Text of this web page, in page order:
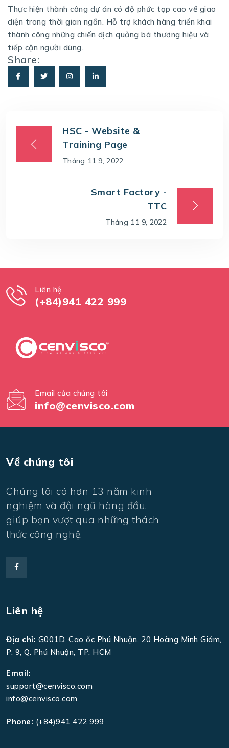
Thực hiện thành công dự án có độ phức tạp cao về giao
diện trong thời gian ngắn. Hỗ trợ khách hàng triển khai
thành công những chiến dịch quảng bá thương hiệu và
tiếp cận người dùng.
Share:
HSC - Website &
Training Page
Tháng 11 9, 2022
Smart Factory -
TTC
Tháng 11 9, 2022
Liên hệ
(+84)941 422 999
Email của chúng tôi
info@cenvisco.com
Về chúng tôi
Chúng tôi có hơn 13 năm kinh
nghiệm và đội ngũ hàng đầu,
giúp bạn vượt qua những thách
thức công nghệ.
Liên hệ
Địa chỉ: G001D, Cao ốc Phú Nhuận, 20 Hoàng Minh Giám,
P. 9, Q. Phú Nhuận, TP. HCM
Email:
support@cenvisco.com
info@cenvisco.com
Phone: (+84)941 422 999